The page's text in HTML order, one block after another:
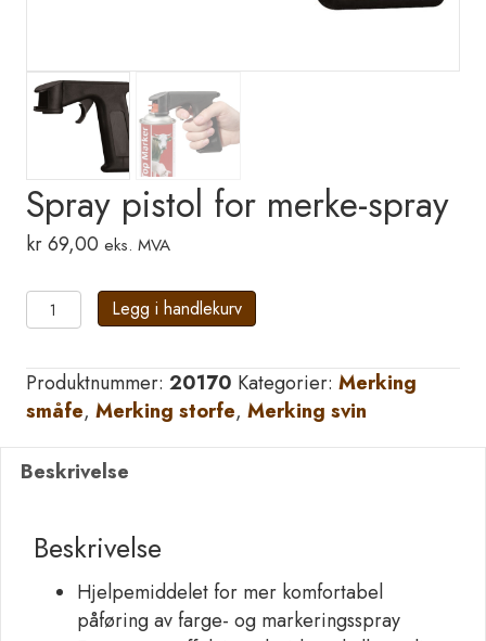
Spray pistol for merke-spray
kr69,00 eks. MVA
Spray
pistol
merke-
spray
antall
Legg i handlekurv
Produktnummer: 20170 Kategorier: Merking
småfe, Merking storfe, Merking svin
Beskrivelse
Beskrivelse
Hjelpemiddelet for mer komfortabel
påføring av farge- og markeringsspray